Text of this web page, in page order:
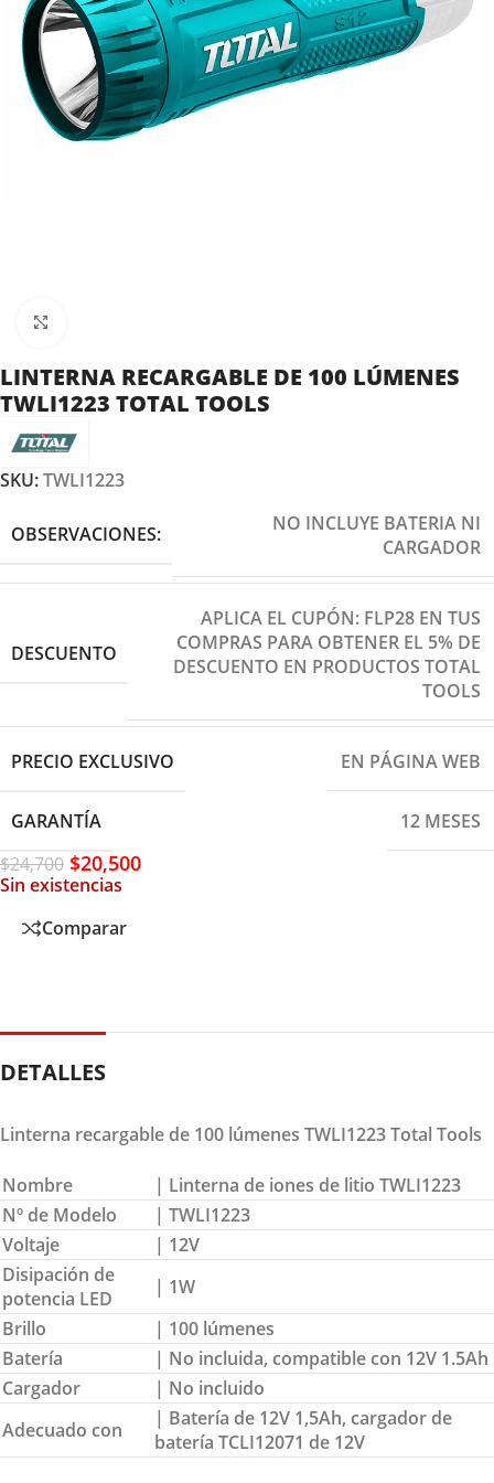
LINTERNA RECARGABLE DE 100 LÚMENES
TWLI1223 TOTAL TOOLS
SKU:TWLI1223
OBSERVACIONES:
NO INCLUYE BATERIA NI
CARGADOR
DESCUENTO
APLICA EL CUPÓN: FLP28 EN TUS
COMPRAS PARA OBTENER EL 5% DE
DESCUENTO EN PRODUCTOS TOTAL
TOOLS
PRECIO EXCLUSIVO EN PÁGINA WEB
GARANTÍA
12 MESES
$24,700 $20,500
Sin existencias
Comparar
DETALLES
Linterna recargable de 100 lúmenes TWLI1223 Total Tools
Nombre
| Linterna de iones de litio TWLI1223
Nº de Modelo
| TWLI1223
Voltaje
| 12V
Disipación de
potencia LED
| 1W
Brillo
| 100 lúmenes
Batería
| No incluida, compatible con 12V 1.5Ah
Cargador
| No incluido
Adecuado con
| Batería de 12V 1,5Ah, cargador de
batería TCLI12071 de 12V